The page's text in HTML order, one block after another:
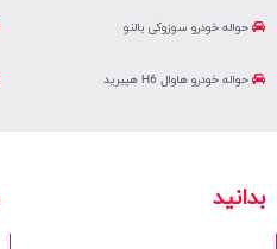
حواله خودرو سوزوکی بالنو
حواله خودرو هاوال H6 هیبرید
بدانید